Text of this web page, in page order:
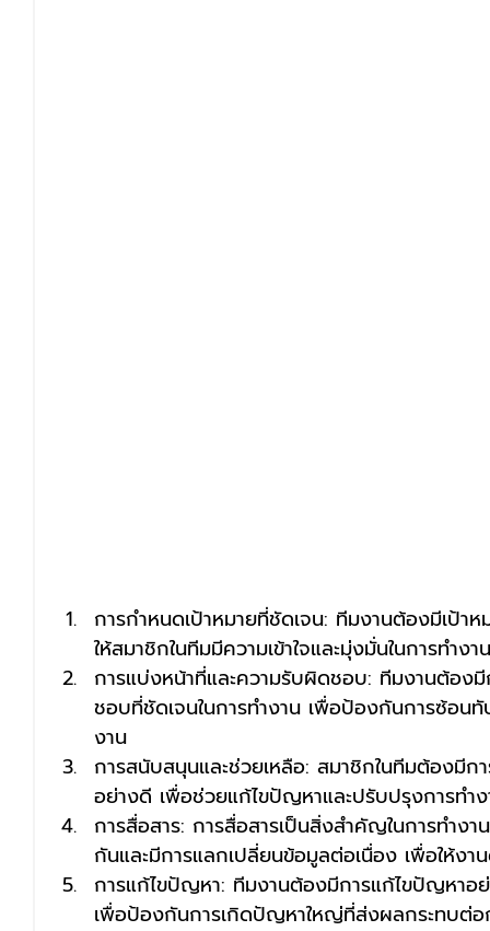
การกำหนดเป้าหมายที่ชัดเจน: ทีมงานต้องมีเป้า
ให้สมาชิกในทีมมีความเข้าใจและมุ่งมั่นในการทำง
การแบ่งหน้าที่และความรับผิดชอบ: ทีมงานต้อง
ชอบที่ชัดเจนในการทำงาน เพื่อป้องกันการซ้อน
งาน
การสนับสนุนและช่วยเหลือ: สมาชิกในทีมต้องมีก
อย่างดี เพื่อช่วยแก้ไขปัญหาและปรับปรุงการทำ
การสื่อสาร: การสื่อสารเป็นสิ่งสำคัญในการทำงา
กันและมีการแลกเปลี่ยนข้อมูลต่อเนื่อง เพื่อให้งา
การแก้ไขปัญหา: ทีมงานต้องมีการแก้ไขปัญหาอ
เพื่อป้องกันการเกิดปัญหาใหญ่ที่ส่งผลกระทบต่อ